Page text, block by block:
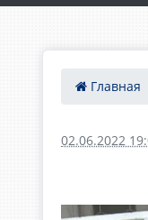
Главная
02.06.2022